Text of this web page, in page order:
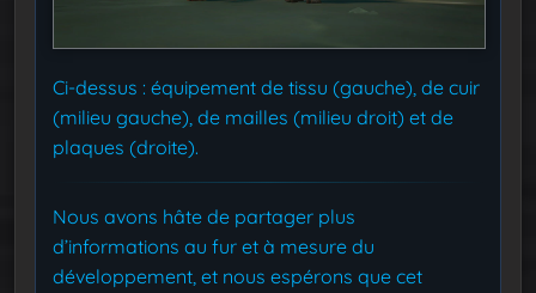
Ci-dessus : équipement de tissu (gauche), de cuir
(milieu gauche), de mailles (milieu droit) et de
plaques (droite).
Nous avons hâte de partager plus
d’informations au fur et à mesure du
développement, et nous espérons que cet